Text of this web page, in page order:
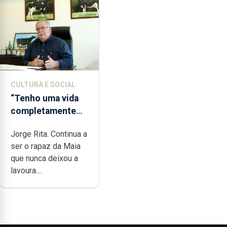
CULTURA E SOCIAL
“Tenho uma vida
completamente
dedicação, gosto
e muita paixão”
Jorge Rita. Continua a
ser o rapaz da Maia
que nunca deixou a
lavoura....